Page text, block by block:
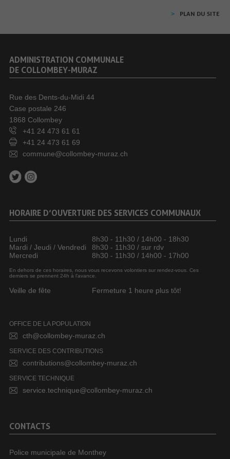
PLAN DU SITE
ADMINISTRATION COMMUNALE
DE COLLOMBEY-MURAZ
Rue des Dents-du-Midi 44
Case postale 246
1868 Collombey
+41 24 473 61 61
+41 24 473 61 69
commune@collombey-muraz.ch
HORAIRE D’OUVERTURE DES SERVICES COMMUNAUX
Lundi
8h30 - 11h30 / 14h00 - 18h30
Mardi / Jeudi / Vendredi
8h30 - 11h30 / sur rdv
Mercredi
8h30 - 11h30 / 14h00 - 17h00
En dehors de ces horaires, nous vous recevons volontiers sur rendez-vous. Ces
derniers se prennent 24h à l’avance.
Veille de fête Fermeture 1 heure plus tôt!
OFFICE DE LA POPULATION
cth@collombey-muraz.ch
SERVICE DES CONTRIBUTIONS
contributions@collombey-muraz.ch
SERVICE TECHNIQUE
service.technique@collombey-muraz.ch
CONTACTS
Police municipale de Monthey